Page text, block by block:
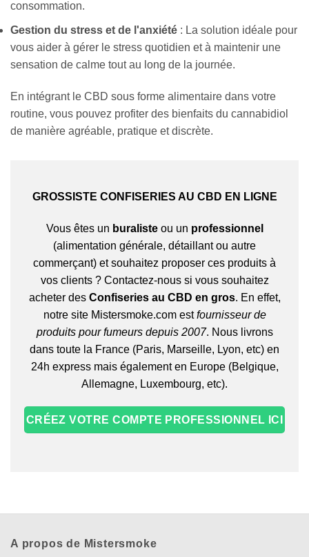
consommation.
Gestion du stress et de l'anxiété : La solution idéale pour
vous aider à gérer le stress quotidien et à maintenir une
sensation de calme tout au long de la journée.
En intégrant le CBD sous forme alimentaire dans votre
routine, vous pouvez profiter des bienfaits du cannabidiol
de manière agréable, pratique et discrète.
GROSSISTE CONFISERIES AU CBD EN LIGNE
Vous êtes un buralisteou un professionnel
(alimentation générale, détaillant ou autre
commerçant) et souhaitez proposer ces produits à
vos clients ? Contactez-nous si vous souhaitez
acheter des Confiseries au CBD en gros. En effet,
notre site Mistersmoke.com estfournisseur de
produits pour fumeurs depuis 2007. Nous livrons
dans toute la France (Paris, Marseille, Lyon, etc) en
24h express mais également en Europe (Belgique,
Allemagne, Luxembourg, etc).
CRÉEZ VOTRE COMPTE PROFESSIONNEL ICI
A propos de Mistersmoke